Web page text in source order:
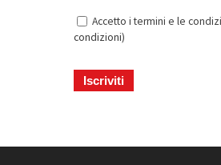
Accetto i termini e le
condizioni)